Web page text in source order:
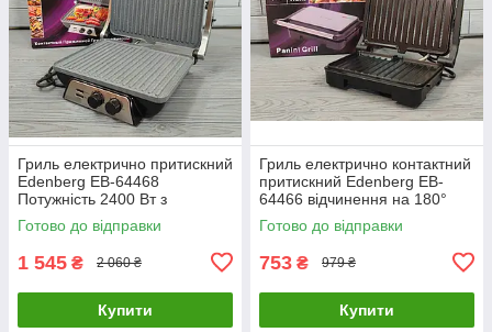
Гриль електрично притискний
Edenberg EB-64468
Потужність 2400 Вт з
регулюванням температури
та таймером
Готово до відправки
1 545 ₴ 2 060 ₴
Купити
Гриль електрично контактний
притискний Edenberg EB-
64466 відчинення на 180°
Готово до відправки
753 ₴ 979 ₴
Купити